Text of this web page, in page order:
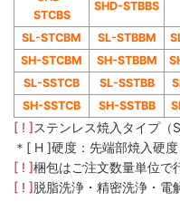
STCBS
SHD-STBBS
SL-STCBM SL-STBBM
SH-STCBM
SH-STBBM
SL-SSTCB
SL-SSTBB
SH-SSTCB SH-SSTBB
[ ! ]ステンレス焼入タイプ
＊[ H ]硬度：先端部焼入硬度
[ ! ]梱包はご注文数量単位で
[ ! ]脱脂洗浄・精密洗浄・電